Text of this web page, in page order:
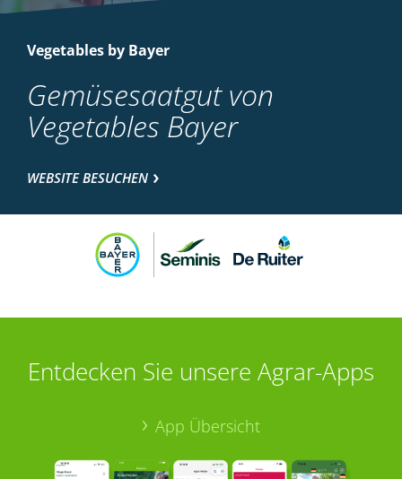
Vegetables by Bayer
Gemüsesaatgut von
Vegetables Bayer
WEBSITE BESUCHEN
Entdecken Sie unsere Agrar-Apps
App Übersicht